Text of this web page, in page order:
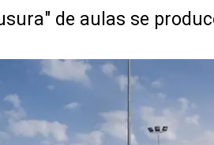
de aulas se